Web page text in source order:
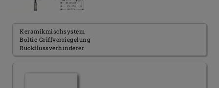
Keramikmischsystem
Boltic Griffverriegelung
Rückflussverhinderer